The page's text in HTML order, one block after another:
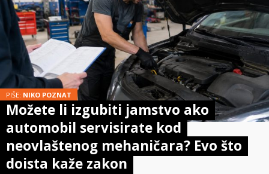
PIŠE: NIKO POZNAT
Možete li izgubiti jamstvo ako
automobil servisirate kod
neovlaštenog mehaničara? Evo što
doista kaže zakon